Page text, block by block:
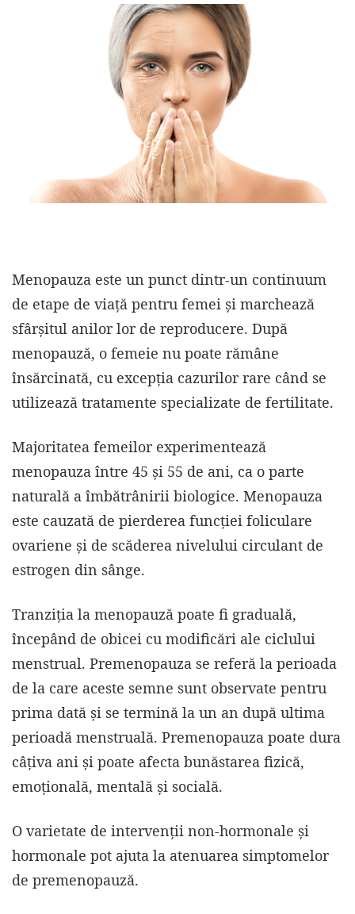
Menopauza este un punct dintr-un continuum
de etape de viață pentru femei și marchează
sfârșitul anilor lor de reproducere. După
menopauză, o femeie nu poate rămâne
însărcinată, cu excepția cazurilor rare când se
utilizează tratamente specializate de fertilitate.
Majoritatea femeilor experimentează
menopauza între 45 și 55 de ani, ca o parte
naturală a îmbătrânirii biologice. Menopauza
este cauzată de pierderea funcției foliculare
ovariene și de scăderea nivelului circulant de
estrogen din sânge.
Tranziția la menopauză poate fi graduală,
începând de obicei cu modificări ale ciclului
menstrual. Premenopauza se referă la perioada
de la care aceste semne sunt observate pentru
prima dată și se termină la un an după ultima
perioadă menstruală. Premenopauza poate dura
câțiva ani și poate afecta bunăstarea fizică,
emoțională, mentală și socială.
O varietate de intervenții non-hormonale și
hormonale pot ajuta la atenuarea simptomelor
de premenopauză.